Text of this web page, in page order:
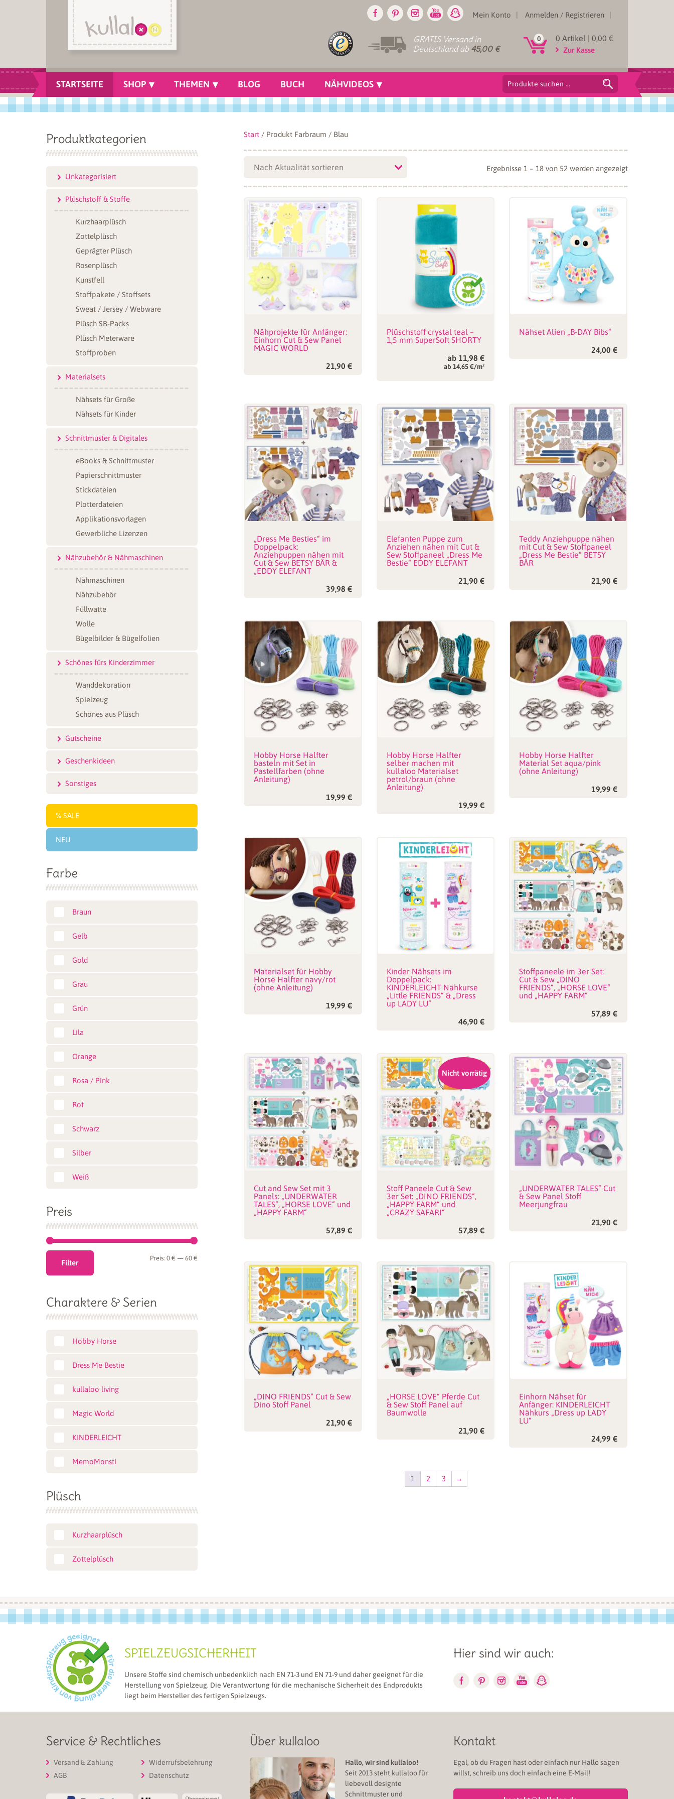
Mein Konto Anmelden / Registrieren
0 0 Artikel | 0,00 €
Zur Kasse
GRATIS Versand in
Deutschland ab 45,00 €
Suchen
nach:
STARTSEITE SHOP THEMEN BLOG BUCH NÄHVIDEOS
Start / Produkt Farbraum / Blau
Ergebnisse 1 – 18 von 52 werden angezeigtNach
Nähprojekte für Anfänger:
Einhorn Cut & Sew Panel
MAGIC WORLD
21,90 €
Plüschstoff crystal teal –
1,5 mm SuperSoft SHORTY
ab 11,98€
ab 14,65 €/m²
Nähset Alien „B-DAY Bibs“
24,00 €
„Dress Me Besties“ im
Doppelpack:
Anziehpuppen nähen mit
Cut & Sew BETSY BÄR &
„EDDY ELEFANT
39,98 €
Elefanten Puppe zum
Anziehen nähen mit Cut &
Sew Stoffpaneel „Dress Me
Bestie“ EDDY ELEFANT
21,90€
Teddy Anziehpuppe nähen
mit Cut & Sew Stoffpaneel
„Dress Me Bestie“ BETSY
BÄR
21,90 €
Hobby Horse Halfter
basteln mit Set in
Pastellfarben (ohne
Anleitung)
19,99 €
Hobby Horse Halfter
selber machen mit
kullaloo Materialset
petrol/braun (ohne
Anleitung)
19,99€
Hobby Horse Halfter
Material Set aqua/pink
(ohne Anleitung)
19,99 €
Materialset für Hobby
Horse Halfter navy/rot
(ohne Anleitung)
19,99 €
Kinder Nähsets im
Doppelpack:
KINDERLEICHT Nähkurse
„Little FRIENDS“ & „Dress
up LADY LU“
46,90€
Stoffpaneele im 3er Set:
Cut & Sew „DINO
FRIENDS“, „HORSE LOVE“
und „HAPPY FARM“
57,89 €
Cut and Sew Set mit 3
Panels: „UNDERWATER
TALES“, „HORSE LOVE“ und
„HAPPY FARM“
57,89 €
Nicht vorrätig
Stoff Paneele Cut & Sew
3er Set: „DINO FRIENDS“,
„HAPPY FARM“ und
„CRAZY SAFARI“
57,89€
„UNDERWATER TALES“ Cut
& Sew Panel Stoff
Meerjungfrau
21,90 €
„DINO FRIENDS“ Cut & Sew
Dino Stoff Panel
21,90 €
„HORSE LOVE“ Pferde Cut
& Sew Stoff Panel auf
Baumwolle
21,90€
Einhorn Nähset für
Anfänger: KINDERLEICHT
Nähkurs „Dress up LADY
LU“
24,99 €
1 2 3 →
Produktkategorien
Unkategorisiert
Plüschstoff & Stoffe
Kurzhaarplüsch
Zottelplüsch
Geprägter Plüsch
Rosenplüsch
Kunstfell
Stoffpakete / Stoffsets
Sweat / Jersey / Webware
Plüsch SB-Packs
Plüsch Meterware
Stoffproben
Materialsets
Nähsets für Große
Nähsets für Kinder
Schnittmuster & Digitales
eBooks & Schnittmuster
Papierschnittmuster
Stickdateien
Plotterdateien
Applikationsvorlagen
Gewerbliche Lizenzen
Nähzubehör & Nähmaschinen
Nähmaschinen
Nähzubehör
Füllwatte
Wolle
Bügelbilder & Bügelfolien
Schönes fürs Kinderzimmer
Wanddekoration
Spielzeug
Schönes aus Plüsch
Gutscheine
Geschenkideen
Sonstiges
SALE
NEU
Farbe
Braun
Gelb
Gold
Grau
Grün
Lila
Orange
Rosa / Pink
Rot
Schwarz
Silber
Weiß
Preis
Filter
Preis:0 € —60 €
Charaktere & Serien
Hobby Horse
Dress Me Bestie
kullaloo living
Magic World
KINDERLEICHT
MemoMonsti
Plüsch
Kurzhaarplüsch
Zottelplüsch
SPIELZEUGSICHERHEIT
Unsere Stoffe sind chemisch unbedenklich nach EN 71-3 und EN 71-9 und daher geeignet für die
Herstellung von Spielzeug. Die Verantwortung für die mechanische Sicherheit des Endprodukts
liegt beim Hersteller des fertigen Spielzeugs.
Hier sind wir auch:
Service & Rechtliches
Versand & Zahlung
AGB
Widerrufsbelehrung
Datenschutz
Über kullaloo
Hallo, wir sind kullaloo!
Seit 2013 steht kullaloo für
liebevoll designte
Schnittmuster und
Kontakt
Egal, ob du Fragen hast oder einfach nur Hallo sagen
willst, schreib uns doch einfach eine E-Mail!